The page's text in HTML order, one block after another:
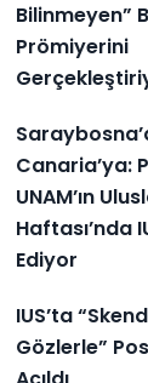
Bilinmeyen”
Prömiyerini
Canaria’ya:
UNAM’ın
Haftası’nda
Ediyor
IUS’ta
Gözlerle”